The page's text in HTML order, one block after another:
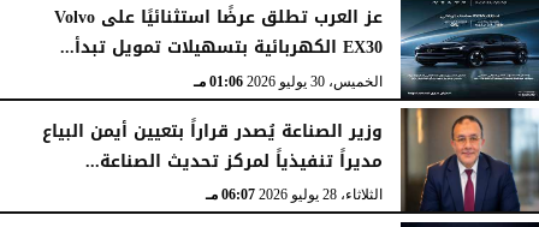
عز العرب تطلق عرضًا استثنائيًا على Volvo
EX30 الكهربائية بتسهيلات تمويل تبدأ...
الخميس، 30 يوليو 2026 01:06 مـ
وزير الصناعة يُصدر قراراً بتعيين أيمن البياع
مديراً تنفيذياً لمركز تحديث الصناعة...
الثلاثاء، 28 يوليو 2026 06:07 مـ